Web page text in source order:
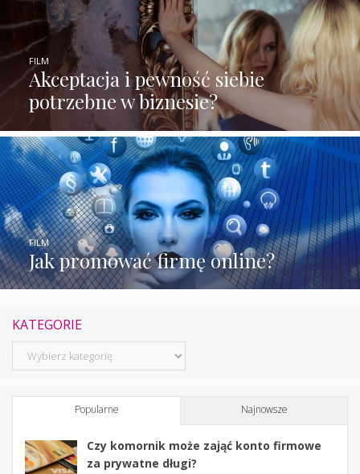
Akceptacja i pewność siebie
potrzebne w biznesie?
FILM
Jak promować firmę online?
FILM
KATEGORIE
Kategorie
Popularne Najnowsze
Czy komornik może zająć konto firmowe
za prywatne długi?